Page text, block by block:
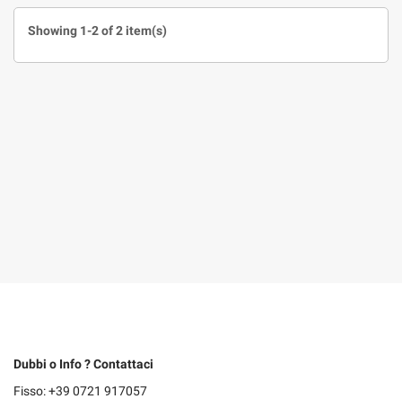
Showing 1-2 of 2 item(s)
Dubbi o Info ? Contattaci
Fisso: +39 0721 917057